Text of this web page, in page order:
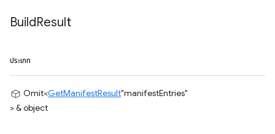
BuildResult
ประเภท
Omit<GetManifestResult"manifestEntries"
> & object